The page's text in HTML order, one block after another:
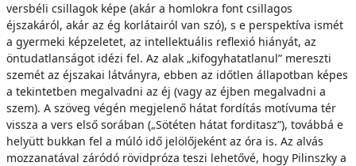
versbéli csillagok képe (akár a homlokra font csillagos
éjszakáról, akár az ég korlátairól van szó), s e perspektíva ismét
a gyermeki képzeletet, az intellektuális reflexió hiányát, az
öntudatlanságot idézi fel. Az alak „kifogyhatatlanul” mereszti
szemét az éjszakai látványra, ebben az időtlen állapotban képes
a tekintetben megalvadni az éj (vagy az éjben megalvadni a
szem). A szöveg végén megjelenő hátat fordítás motívuma tér
vissza a vers első sorában („Sötéten hátat forditasz”), továbbá e
helyütt bukkan fel a múló idő jelölőjeként az óra is. Az alvás
mozzanatával záródó rövidpróza teszi lehetővé, hogy Pilinszky a